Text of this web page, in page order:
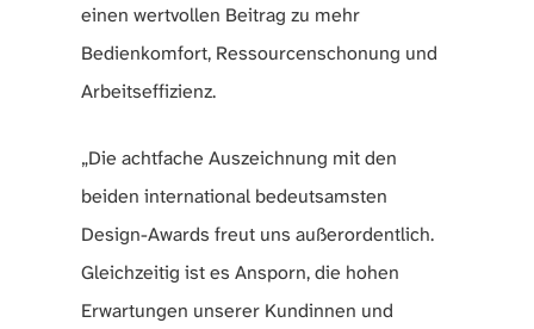
einen wertvollen Beitrag zu mehr
Bedienkomfort, Ressourcenschonung und
Arbeitseffizienz.
„Die achtfache Auszeichnung mit den
beiden international bedeutsamsten
Design-Awards freut uns außerordentlich.
Gleichzeitig ist es Ansporn, die hohen
Erwartungen unserer Kundinnen und